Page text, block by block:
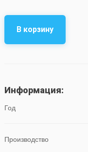
В корзину
Информация:
Год
Производство